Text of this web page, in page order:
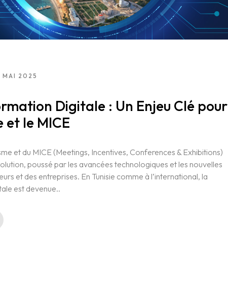
MAI 2025
Digitale : Un Enjeu Clé pour
et le MICE
et du MICE (Meetings, Incentives, Conferences & Exhibitions)
poussé par les avancées technologiques et les nouvelles
et des entreprises. En Tunisie comme à l’international, la
est devenue..